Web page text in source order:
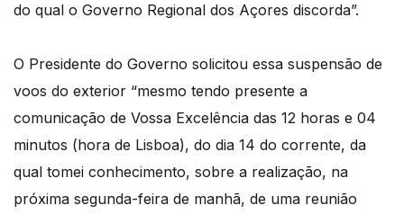
do qual o Governo Regional dos Açores discorda”.
O Presidente do Governo solicitou essa suspensão de
voos do exterior “mesmo tendo presente a
comunicação de Vossa Excelência das 12 horas e 04
minutos (hora de Lisboa), do dia 14 do corrente, da
qual tomei conhecimento, sobre a realização, na
próxima segunda-feira de manhã, de uma reunião